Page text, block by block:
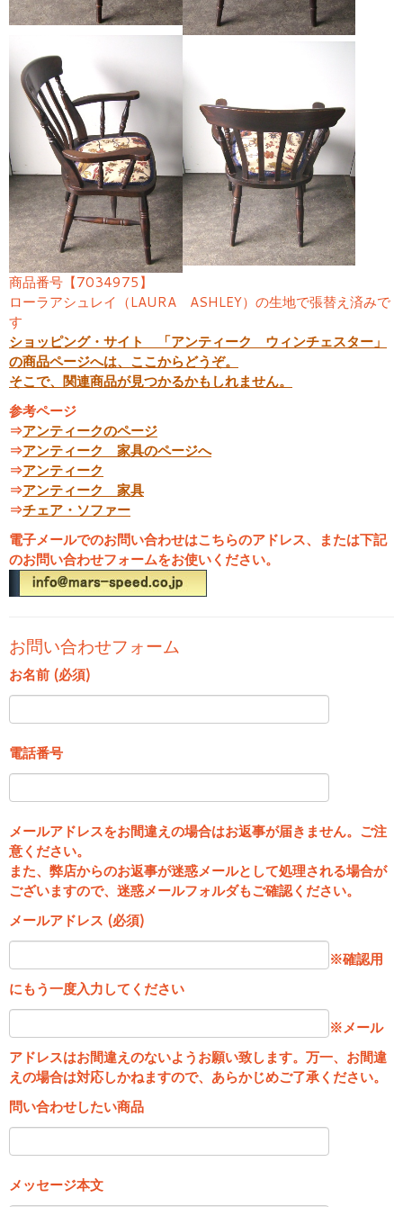
商品番号【7034975】
ローラアシュレイ（LAURA ASHLEY）の生地で張替え済みで
す
ショッピング・サイト 「アンティーク ウィンチェスター」
の商品ページへは、ここからどうぞ。
そこで、関連商品が見つかるかもしれません。
参考ページ
⇒アンティークのページ
⇒アンティーク 家具のページへ
⇒アンティーク
⇒アンティーク 家具
⇒チェア・ソファー
電子メールでのお問い合わせはこちらのアドレス、または下記
のお問い合わせフォームをお使いください。
お問い合わせフォーム
お名前 (必須)
電話番号
メールアドレスをお間違えの場合はお返事が届きません。ご注
意ください。
また、弊店からのお返事が迷惑メールとして処理される場合が
ございますので、迷惑メールフォルダもご確認ください。
メールアドレス (必須)
※確認用
にもう一度入力してください
※メール
アドレスはお間違えのないようお願い致します。万一、お間違
えの場合は対応しかねますので、あらかじめご了承ください。
問い合わせしたい商品
メッセージ本文